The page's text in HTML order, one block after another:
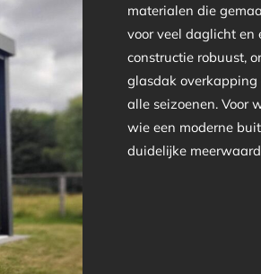
materialen die
voor veel daglicht en
constructie robuust,
glasdak overkapping
alle seizoenen. Voor
wie een moderne
duidelijke